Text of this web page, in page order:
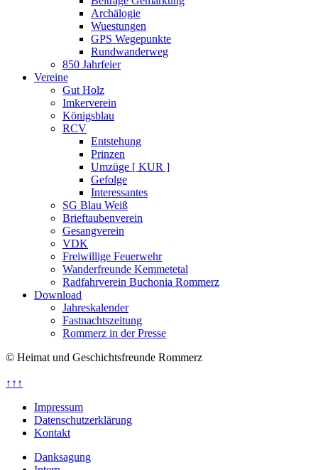
Archälogie
Wuestungen
GPS Wegepunkte
Rundwanderweg
850 Jahrfeier
Vereine
Gut Holz
Imkerverein
Königsblau
RCV
Entstehung
Prinzen
Umzüge [ KUR ]
Gefolge
Interessantes
SG Blau Weiß
Brieftaubenverein
Gesangverein
VDK
Freiwillige Feuerwehr
Wanderfreunde Kemmetetal
Radfahrverein Buchonia Rommerz
Download
Jahreskalender
Fastnachtszeitung
Rommerz in der Presse
© Heimat und Geschichtsfreunde Rommerz
↑↑↑
Impressum
Datenschutzerklärung
Kontakt
Danksagung